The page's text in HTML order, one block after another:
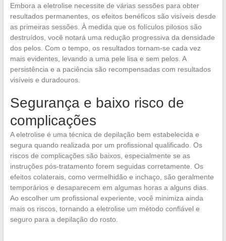
Embora a eletrolise necessite de várias sessões para obter
resultados permanentes, os efeitos benéficos são visíveis desde
as primeiras sessões. À medida que os folículos pilosos são
destruídos, você notará uma redução progressiva da densidade
dos pelos. Com o tempo, os resultados tornam-se cada vez
mais evidentes, levando a uma pele lisa e sem pelos. A
persistência e a paciência são recompensadas com resultados
visíveis e duradouros.
Segurança e baixo risco de
complicações
A eletrolise é uma técnica de depilação bem estabelecida e
segura quando realizada por um profissional qualificado. Os
riscos de complicações são baixos, especialmente se as
instruções pós-tratamento forem seguidas corretamente. Os
efeitos colaterais, como vermelhidão e inchaço, são geralmente
temporários e desaparecem em algumas horas a alguns dias.
Ao escolher um profissional experiente, você minimiza ainda
mais os riscos, tornando a eletrolise um método confiável e
seguro para a depilação do rosto.